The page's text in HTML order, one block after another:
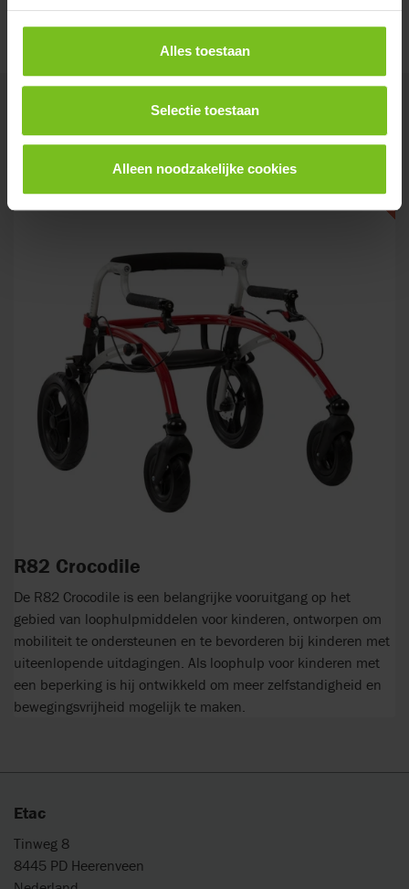
Alles toestaan
Selectie toestaan
Alleen noodzakelijke cookies
9996097212 - Rugsteun met zijsteunen
Gerelateerde producten
R82 Crocodile
De R82 Crocodile is een belangrijke vooruitgang op het
gebied van loophulpmiddelen voor kinderen, ontworpen om
mobiliteit te ondersteunen en te bevorderen bij kinderen met
uiteenlopende uitdagingen. Als loophulp voor kinderen met
een beperking is hij ontwikkeld om meer zelfstandigheid en
bewegingsvrijheid mogelijk te maken.
Etac
Tinweg 8
8445 PD Heerenveen